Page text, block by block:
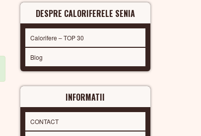
DESPRE CALORIFERELE SENIA
Calorifere – TOP 30
Blog
INFORMATII
CONTACT